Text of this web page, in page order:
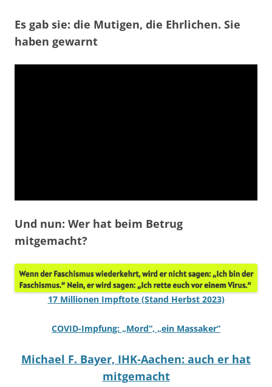
Es gab sie: die Mutigen, die Ehrlichen. Sie
haben gewarnt
Und nun: Wer hat beim Betrug
mitgemacht?
17 Millionen Impftote (Stand Herbst 2023)
COVID-Impfung: „Mord“, „ein Massaker“
Michael F. Bayer, IHK-Aachen: auch er hat
mitgemacht